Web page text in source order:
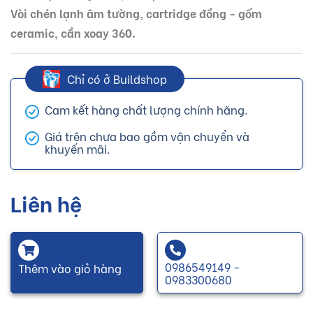
Vòi chén lạnh âm tường, cartridge đồng - gốm
ceramic, cần xoay 360.
Chỉ có ở Buildshop
Cam kết hàng chất lượng chính hãng.
Giá trên chưa bao gồm vận chuyển và
khuyến mãi.
Liên hệ
Thêm vào giỏ hàng 0986549149 -
0983300680